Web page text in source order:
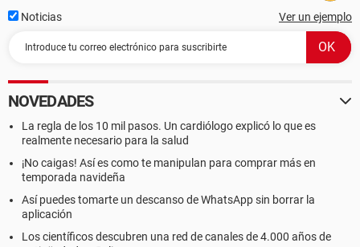
Noticias Ver un ejemplo
NOVEDADES
La regla de los 10 mil pasos. Un cardiólogo explicó lo que es
realmente necesario para la salud
¡No caigas! Así es como te manipulan para comprar más en
temporada navideña
Así puedes tomarte un descanso de WhatsApp sin borrar la
aplicación
Los científicos descubren una red de canales de 4.000 años de